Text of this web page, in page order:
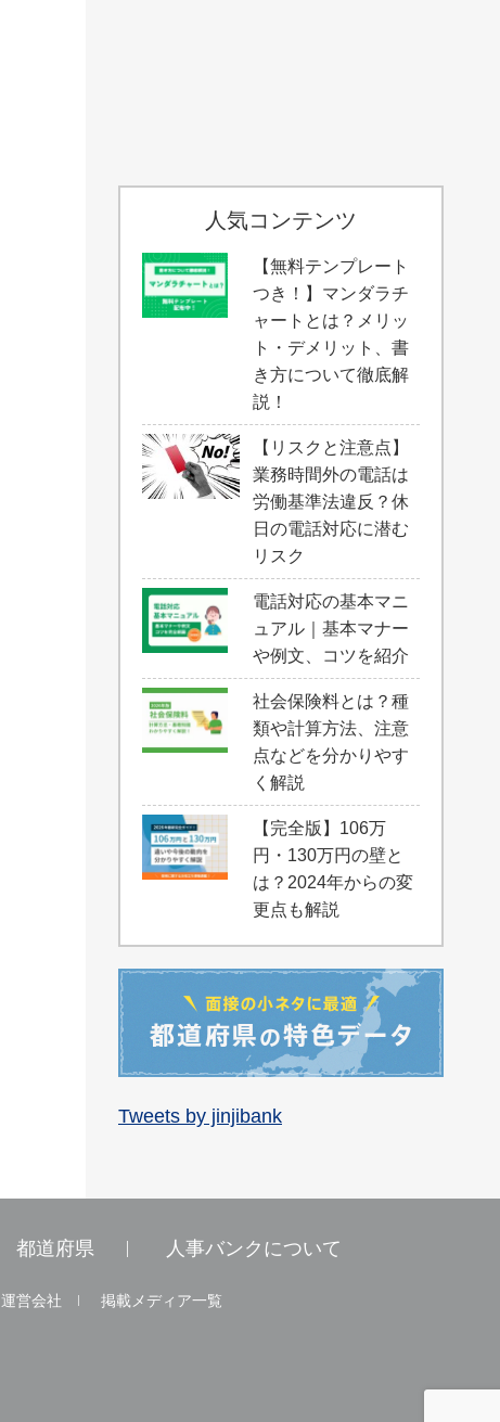
人気コンテンツ
【無料テンプレート
つき！】マンダラチ
ャートとは？メリッ
ト・デメリット、書
き方について徹底解
説！
【リスクと注意点】
業務時間外の電話は
労働基準法違反？休
日の電話対応に潜む
リスク
電話対応の基本マニ
ュアル｜基本マナー
や例文、コツを紹介
社会保険料とは？種
類や計算方法、注意
点などを分かりやす
く解説
【完全版】106万
円・130万円の壁と
は？2024年からの変
更点も解説
Tweets by jinjibank
都道府県 人事バンクについて
運営会社 掲載メディア一覧